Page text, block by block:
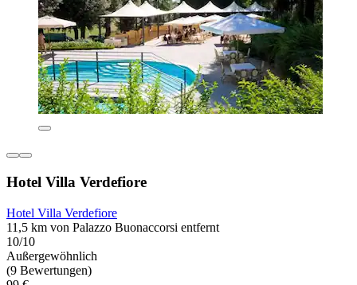
Hotel Villa Verdefiore
Hotel Villa Verdefiore
11,5 km von Palazzo Buonaccorsi entfernt
10/10
Außergewöhnlich
(9 Bewertungen)